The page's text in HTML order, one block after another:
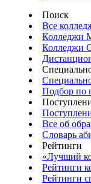
Поиск
Все
Колледжи
Колледжи
Подбор по
Все об
Словарь
Рейтинги
«Лучший
Рейтинги
Рейтинги